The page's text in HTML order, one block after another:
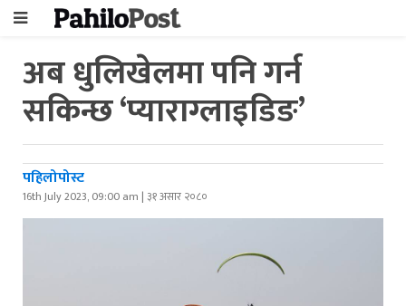
अब धुलिखेलमा पनि गर्न
सकिन्छ ‘प्याराग्लाइडिङ’
पहिलोपोस्ट
16th July 2023, 09:00 am | ३१ असार २०८०